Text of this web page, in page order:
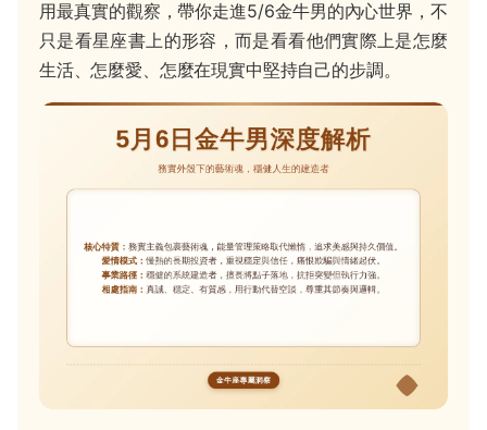
用最真實的觀察，帶你走進5/6金牛男的內心世界，不
只是看星座書上的形容，而是看看他們實際上是怎麼
生活、怎麼愛、怎麼在現實中堅持自己的步調。